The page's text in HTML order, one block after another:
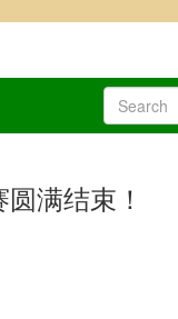
满结束！